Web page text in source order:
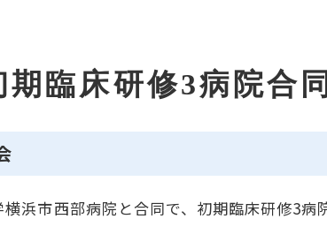
臨床研修3病院合
浜市西部病院と合同で、初期臨床研修3病